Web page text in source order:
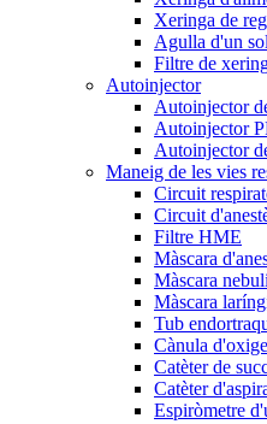
Xeringa de reg
Agulla d'un
Filtre de
Autoinjector
Autoinjector
Autoinjector
Autoinjector
Maneig de les vies
Circuit
Circuit
Filtre HME
Màscara
Màscara
Màscara
Tub
Cànula
Catèter de
Catèter
Espiròmetre